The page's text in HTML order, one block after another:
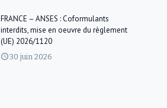
FRANCE – ANSES : Coformulants
interdits, mise en oeuvre du règlement
(UE) 2026/1120
30 juin 2026